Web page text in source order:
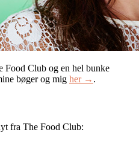
Food Club og en hel bunke
bøger og mig her → .
fra The Food Club: